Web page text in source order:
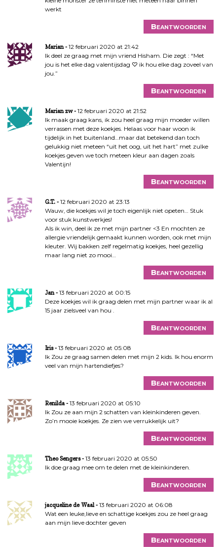
werkt
Beantwoorden
Marian
12 februari 2020 at 21:42
Ik deel ze graag met mijn vriend Hisham. Die zegt : “Met
jou is het elke dag valentijsdag ♡ ik hou elke dag zoveel van
jou.”
Beantwoorden
Marian zw
12 februari 2020 at 21:52
Ik maak graag kans, ik zou heel graag mijn moeder willen
verrassen met deze koekjes. Helaas voor haar woon ik
tijdelijk in het buitenland…maar dat betekend dan toch
gelukkig niet meteen “uit het oog, uit het hart” met zulke
koekjes geven we toch meteen kleur aan dagen zoals
Valentijn!
Beantwoorden
G.T.
12 februari 2020 at 23:13
Wauw, die koekjes wil je toch eigenlijk niet opeten… Stuk
voor stuk kunstwerkjes!
Als ik win, deel ik ze met mijn partner <3 En mochten ze
allergie vriendelijk gemaakt kunnen worden, ook met mijn
kleuter. Wij bakken zelf regelmatig koekjes, heel gezellig
maar lang niet zo mooi…
Beantwoorden
Jan
13 februari 2020 at 00:15
Deze koekjes wil ik graag delen met mijn partner waar ik al
15 jaar zielsveel van hou .
Beantwoorden
Iris
13 februari 2020 at 05:08
Ik Zou ze graag samen delen met mijn 2 kids. Ik hou enorm
veel van mijn hartendiefjes?
Beantwoorden
Renilda
13 februari 2020 at 05:10
Ik Zou ze aan mijn 2 schatten van kleinkinderen geven.
Zo’n mooie koekjes. Ze zien we verrukkelijk uit?
Beantwoorden
Theo Sengers
13 februari 2020 at 05:50
Ik doe graag mee om te delen met de kleinkinderen.
Beantwoorden
jacqueline de Waal
13 februari 2020 at 06:08
Wat een leuke,lieve en schattige koekjes zou ze heel graag
aan mijn lieve dochter geven
Beantwoorden